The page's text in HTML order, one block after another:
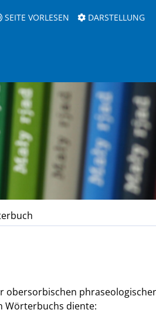
SEITE VORLESEN DARSTELLUNG
obersorbischen
Wörterbuchs diente: